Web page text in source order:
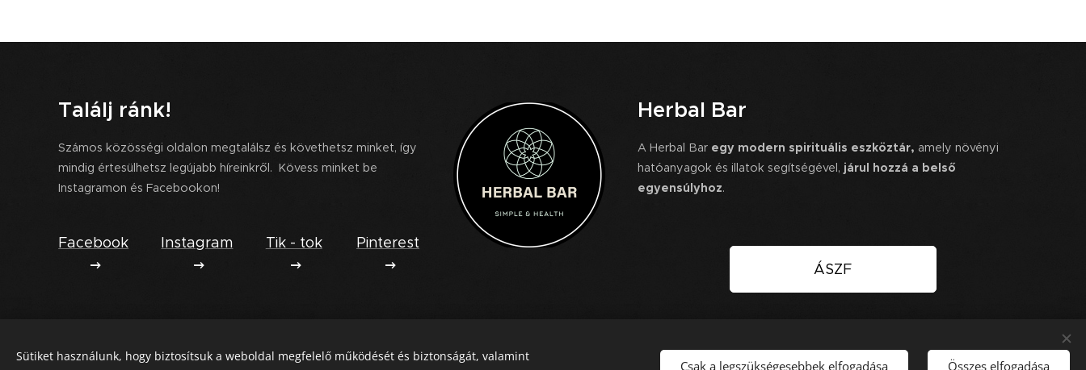
Találj ránk!
Számos közösségi oldalon megtalálsz és követhetsz minket, így
mindig értesülhetsz legújabb híreinkről. Kövess minket be
Instagramon és Facebookon!
Facebook Instagram Tik - tok Pinterest
Herbal Bar
A Herbal Bar egy modern spirituális eszköztár, amely növényi
hatóanyagok és illatok segítségével, járul hozzá a belső
egyensúlyhoz.
ÁSZF
Sütiket használunk, hogy biztosítsuk a weboldal megfelelő működését és biztonságát, valamint
Csak a legszükségesebbek elfogadása Összes elfogadása